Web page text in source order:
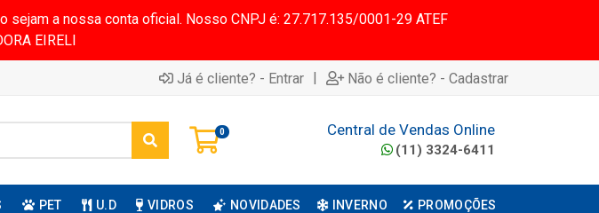
a nossa conta oficial. Nosso CNPJ é: 27.717.135/0001-29 ATEF
EIRELI
Já é cliente? - Entrar | Não é cliente? - Cadastrar
0 Central de Vendas Online
(11) 3324-6411
PET U.D VIDROS NOVIDADES INVERNO PROMOÇÕES